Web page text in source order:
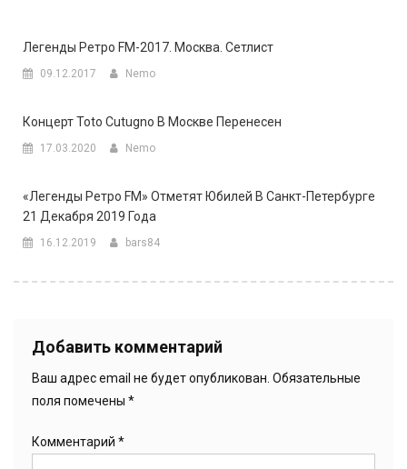
Легенды Ретро FM-2017. Москва. Сетлист
09.12.2017 Nemo
Концерт Toto Cutugno В Москве Перенесен
17.03.2020 Nemo
«Легенды Ретро FM» Отметят Юбилей В Санкт-Петербурге
21 Декабря 2019 Года
16.12.2019 bars84
Добавить комментарий
Ваш адрес email не будет опубликован. Обязательные
поля помечены *
Комментарий *